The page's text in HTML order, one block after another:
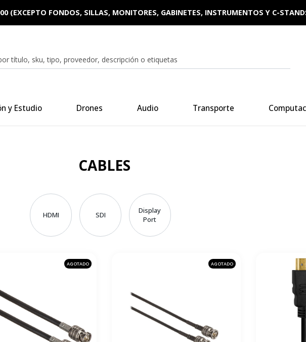
y Estudio Drones Audio Transporte
(EXCEPTO FONDOS, SILLAS, MONITORES, GABINETES, INSTRUMENTOS Y C-
CABLES
HDMI SDI
Display
Port
AGOTADO AGOTADO